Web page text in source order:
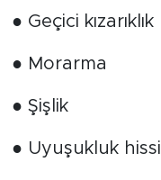
● Geçici kızarıklık
● Morarma
● Şişlik
● Uyuşukluk hissi